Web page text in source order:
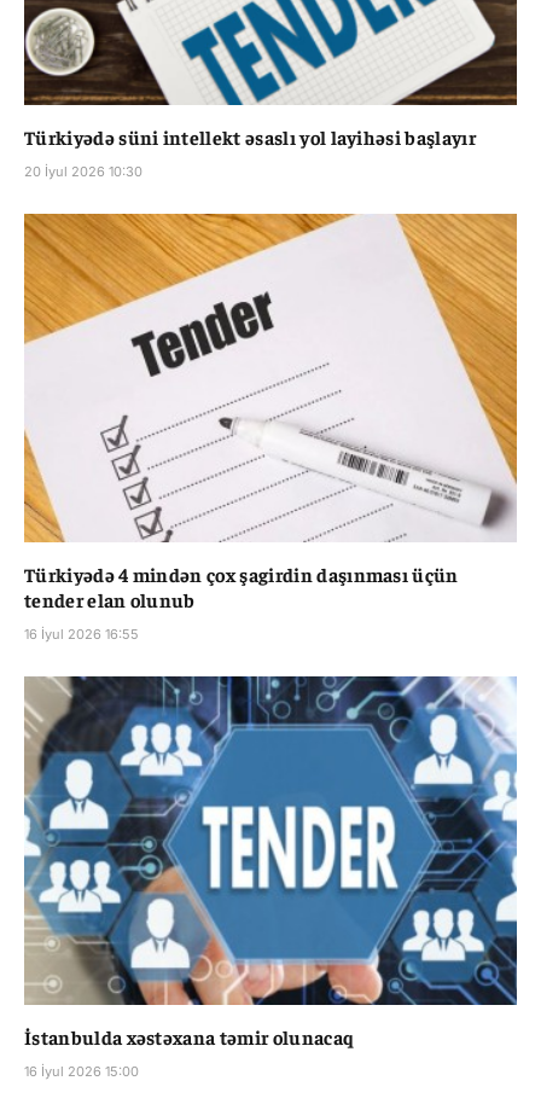
Türkiyədə süni intellekt əsaslı yol layihəsi başlayır
20 İyul 2026 10:30
Türkiyədə 4 mindən çox şagirdin daşınması üçün
tender elan olunub
16 İyul 2026 16:55
İstanbulda xəstəxana təmir olunacaq
16 İyul 2026 15:00